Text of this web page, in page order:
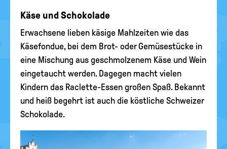
Käse und Schokolade
Erwachsene lieben käsige Mahlzeiten wie das
Käsefondue, bei dem Brot- oder Gemüsestücke in
eine Mischung aus geschmolzenem Käse und Wein
eingetaucht werden. Dagegen macht vielen
Kindern das Raclette-Essen großen Spaß. Bekannt
und heiß begehrt ist auch die köstliche Schweizer
Schokolade.